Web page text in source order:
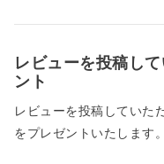
レビューを投稿し
ント
レビューを投稿していた
をプレゼントいたします。